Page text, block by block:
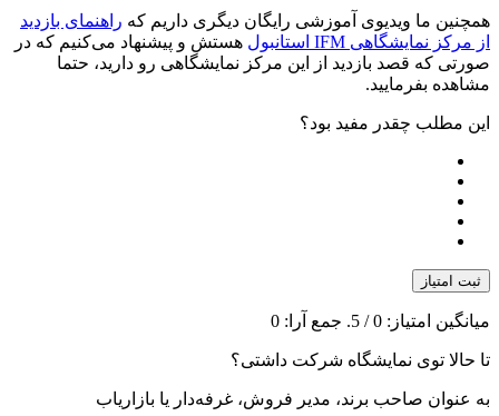
همچنین ما ویدیوی آموزشی رایگان دیگری داریم که راهنمای بازدید
از مرکز نمایشگاهی IFM استانبول
هستش و پیشنهاد می‌کنیم که در
صورتی که قصد بازدید از این مرکز نمایشگاهی رو دارید، حتما
مشاهده بفرمایید.
این مطلب چقدر مفید بود؟
ثبت امتیاز
میانگین امتیاز: 0/ 5. جمع آرا: 0
تا حالا توی نمایشگاه شرکت داشتی؟
به عنوان صاحب برند، مدیر فروش، غرفه‌دار یا بازاریاب